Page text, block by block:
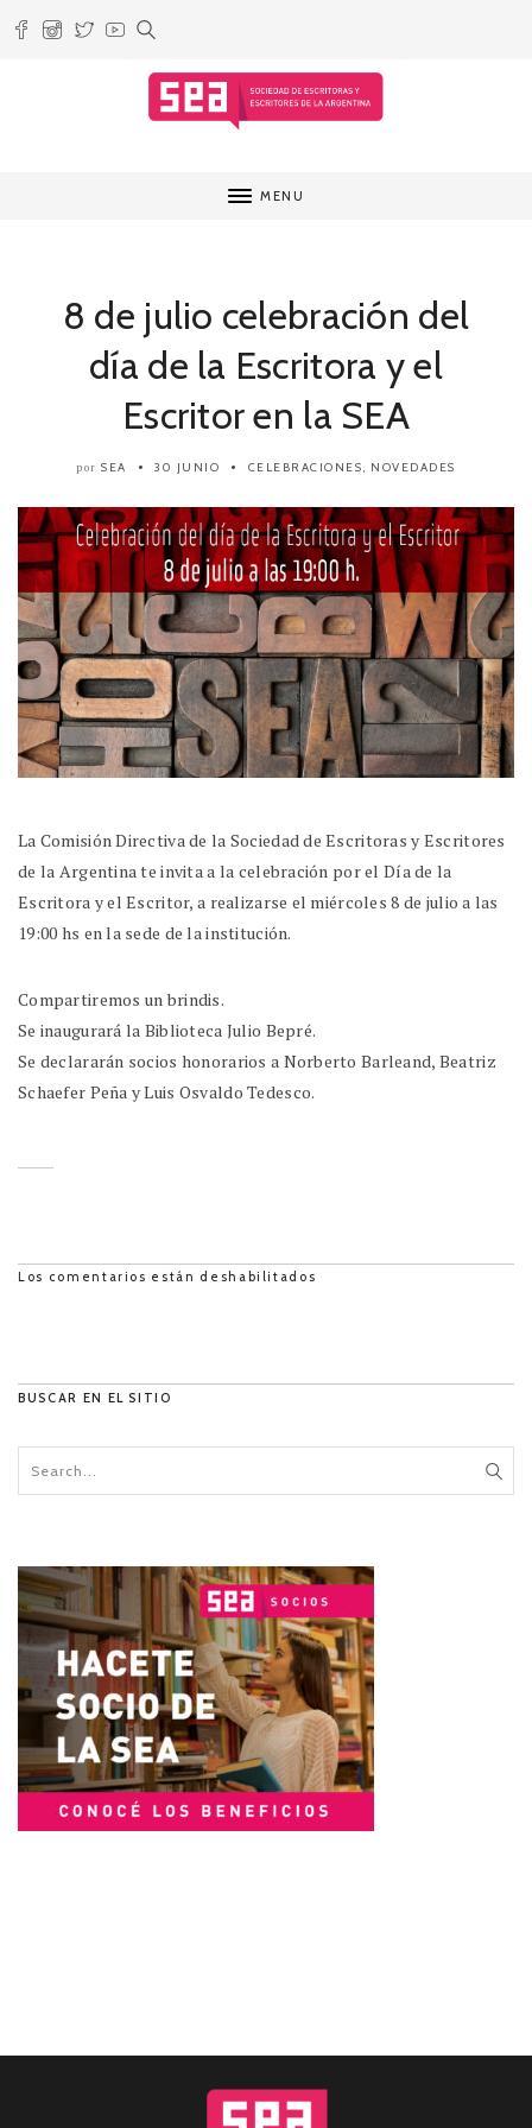
MENU
8 de julio celebración del
día de la Escritora y el
Escritor en la SEA
por SEA 30 JUNIO CELEBRACIONES, NOVEDADES
La Comisión Directiva de la Sociedad de Escritoras y Escritores
de la Argentina te invita a la celebración por el Día de la
Escritora y el Escritor, a realizarse el miércoles 8 de julio a las
19:00 hs en la sede de la institución.
Compartiremos un brindis.
Se inaugurará la Biblioteca Julio Bepré.
Se declararán socios honorarios a Norberto Barleand, Beatriz
Schaefer Peña y Luis Osvaldo Tedesco.
Los comentarios están deshabilitados
BUSCAR EN EL SITIO